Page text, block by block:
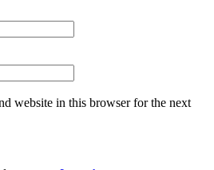
website in this browser for the next